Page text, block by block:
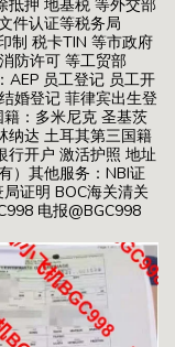
抵押 地基税 等外交部
件认证等税务局
制 税卡TIN 等市政府
防许可 等工贸部
AEP 员工登记 员工开
婚登记 菲律宾出生登
：多米尼克 圣基茨
纳达 土耳其第三国籍
行开户 激活护照 地址
）其他服务：NBI证
证明 BOC海关清关
电报@BGC998